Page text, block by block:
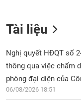
Tài liệu
Nghị quyết HĐQT số
thông qua việc chấm
phòng đại diện của
06/08/2026 18:51